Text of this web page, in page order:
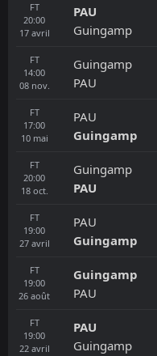
FT
20:00
17 avril
PAU
Guingamp
FT
14:00
08 nov.
Guingamp
PAU
FT
17:00
10 mai
PAU
Guingamp
FT
20:00
18 oct.
Guingamp
PAU
FT
19:00
27 avril
PAU
Guingamp
FT
19:00
26 août
Guingamp
PAU
FT
19:00
22 avril
PAU
Guingamp